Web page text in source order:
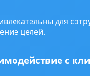
для
целей.
с